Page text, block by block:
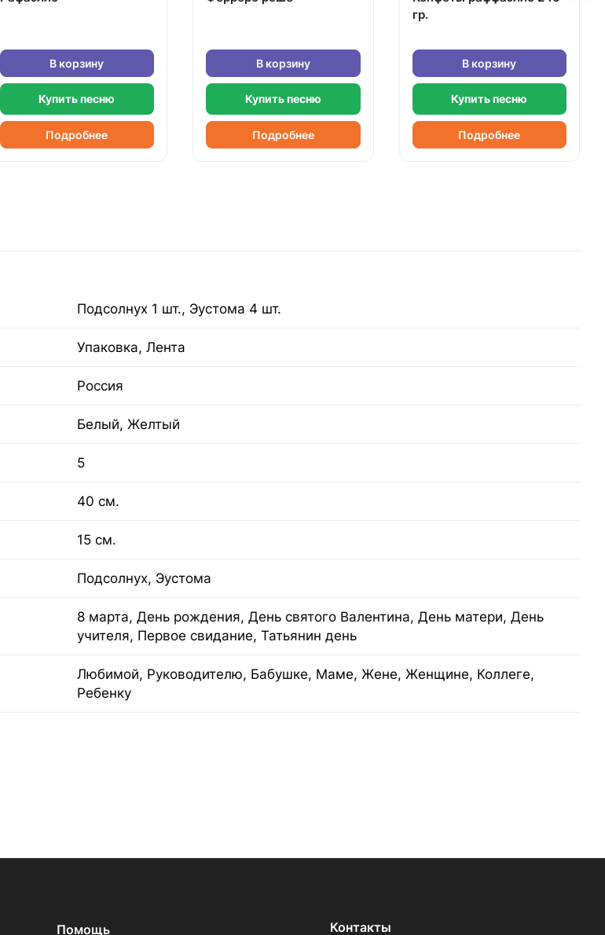
В корзину
Купить песню
Подробнее
В корзину
Купить песню
Подробнее
гр.
В корзину
Купить песню
Подробнее
Подсолнух 1 шт., Эустома 4 шт.
Упаковка, Лента
Россия
Белый, Желтый
5
40 см.
15 см.
Подсолнух, Эустома
8 марта, День рождения, День святого Валентина, День матери, День
учителя, Первое свидание, Татьянин день
Любимой, Руководителю, Бабушке, Маме, Жене, Женщине, Коллеге,
Ребенку
Помощь Контакты